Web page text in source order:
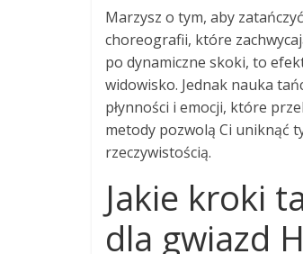
Marzysz o tym, aby
choreografii, które
po dynamiczne skoki, to
widowisko. Jednak nauka
płynności i emocji, które
metody pozwolą Ci uniknąć
rzeczywistością.
Jakie kroki
dla gwiazd